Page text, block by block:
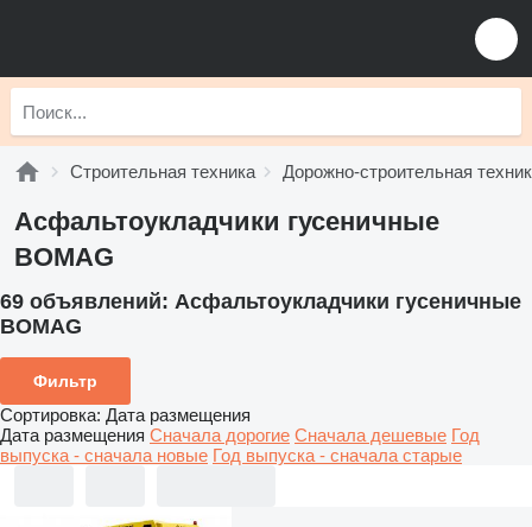
Строительная техника Дорожно-строительная
Асфальтоукладчики гусеничные
BOMAG
69 объявлений: Асфальтоукладчики гусеничные
BOMAG
Фильтр
Сортировка: Дата размещения
Дата размещения Сначала дорогие Сначала дешевые Год
выпуска - сначала новые Год выпуска - сначала старые